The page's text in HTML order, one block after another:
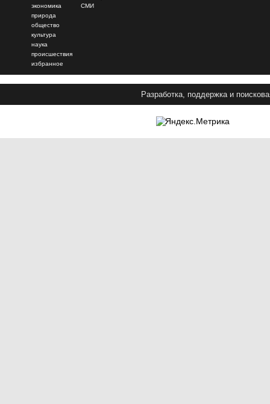
экономика
природа
общество
культура
наука
происшествия
избранное
СМИ
Разработка, поддержка и